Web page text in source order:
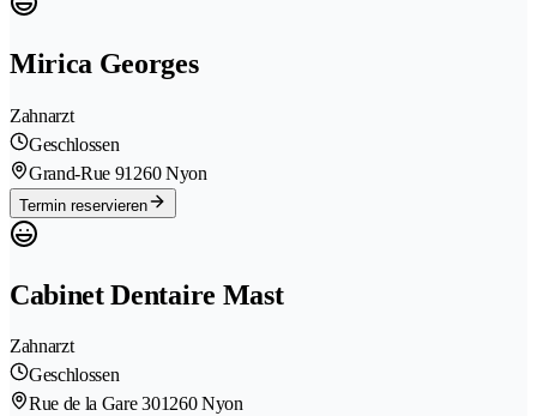
Mirica Georges
Zahnarzt
Geschlossen
Grand-Rue 91260 Nyon
Termin reservieren
Cabinet Dentaire Mast
Zahnarzt
Geschlossen
Rue de la Gare 301260 Nyon